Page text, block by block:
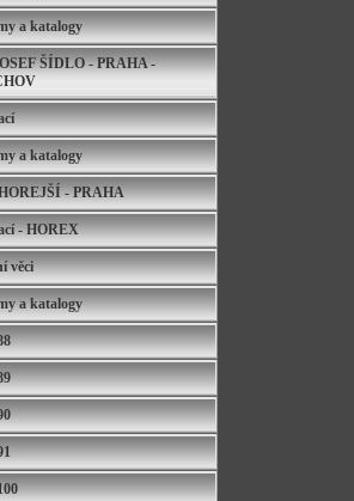
a katalogy
ŠÍDLO - PRAHA -
a katalogy
- PRAHA
- HOREX
věci
a katalogy